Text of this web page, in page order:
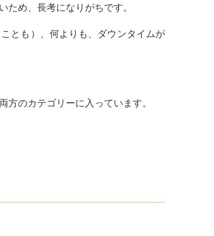
ため、長考になりがちです。
とも）、何よりも、ダウンタイムが
のカテゴリーに入っています。